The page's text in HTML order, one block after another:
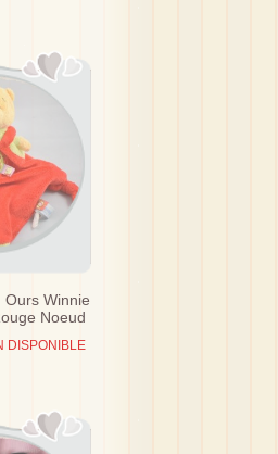
Ours Winnie
Noeud
DISPONIBLE